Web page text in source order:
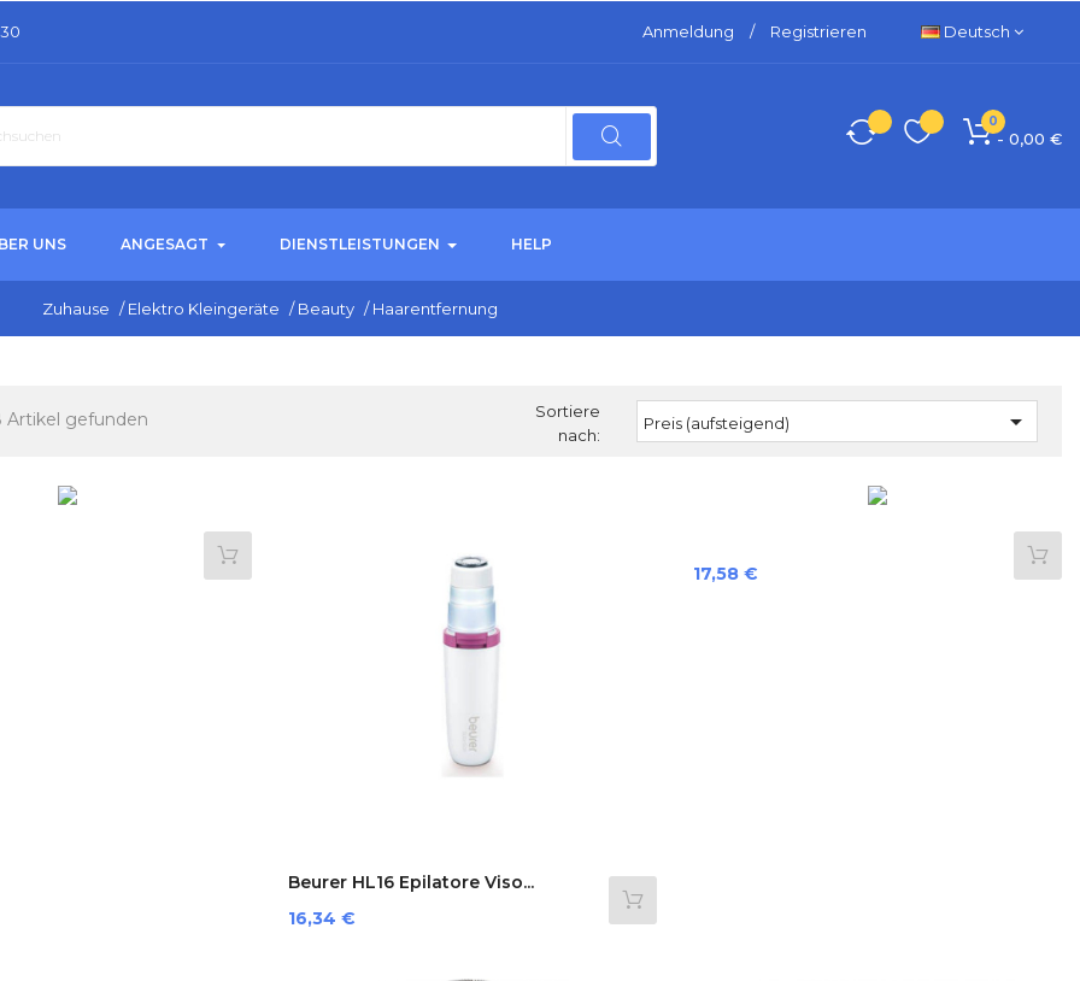
Anmeldung / Registrieren Deutsch
0
- 0,00 €
UNS ANGESAGT DIENSTLEISTUNGEN HELP
Zuhause / Elektro Kleingeräte / Beauty / Haarentfernung
Artikel gefunden
Sortiere
nach:
Preis (aufsteigend) 
Beurer HL16 Epilatore Viso...
Preis
16,34 €
Preis
17,58 €